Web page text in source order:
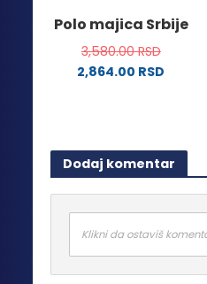
stranici
proizvoda.
Polo majica Srbije
3,580.00RSD
2,864.00 RSD
više
varijanti.
Opcije
mogu
biti
izabrane
na
Dodaj komentar
Klikni da ostaviš